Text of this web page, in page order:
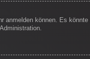
anmelden können. Es